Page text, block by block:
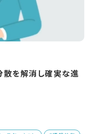
を解消し確実な進